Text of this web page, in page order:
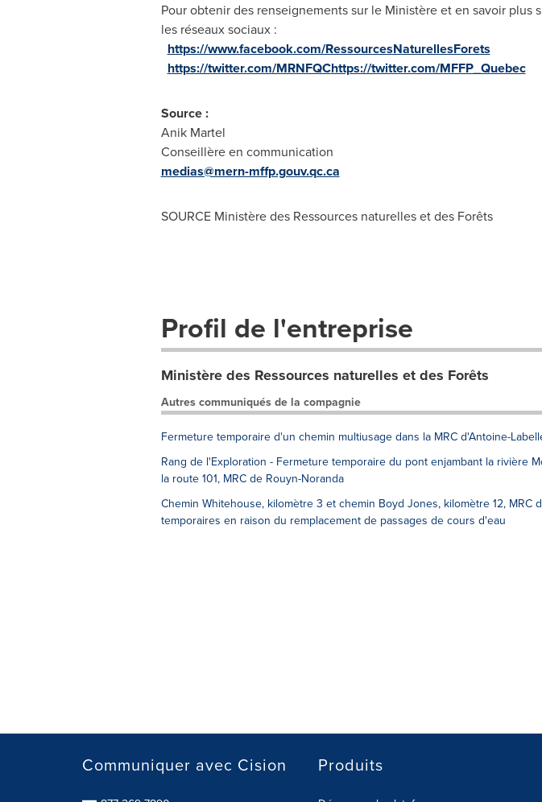
Pour obtenir des renseignements sur le Ministère et en savoir plus
les réseaux sociaux :
https://www.facebook.com/RessourcesNaturellesForets
https://twitter.com/MRNFQChttps://twitter.com/MFFP_Quebec
Source :
Anik Martel
Conseillère en communication
medias@mern-mffp.gouv.qc.ca
SOURCE Ministère des Ressources naturelles et des Forêts
Profil de l'entreprise
Ministère des Ressources naturelles et des Forêts
Autres communiqués de la compagnie
Fermeture temporaire d'un chemin multiusage dans la MRC d'Antoine-
Rang de l'Exploration - Fermeture temporaire du pont enjambant la rivière
la route 101, MRC de Rouyn-Noranda
Chemin Whitehouse, kilomètre 3 et chemin Boyd Jones, kilomètre 12, MRC
temporaires en raison du remplacement de passages de cours d'eau
Communiquer avec Cision Produits